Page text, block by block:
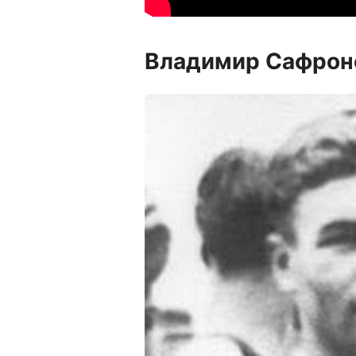
Владимир